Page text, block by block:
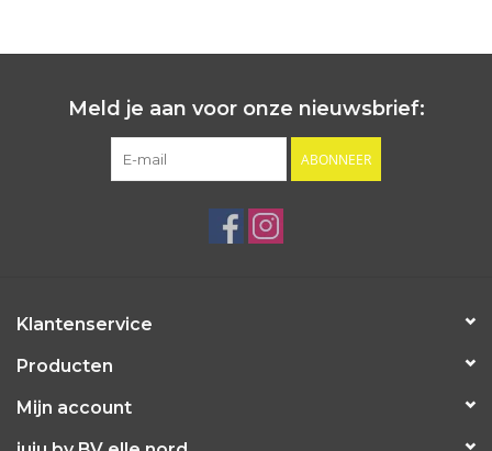
Meld je aan voor onze nieuwsbrief:
ABONNEER
Klantenservice
Producten
Mijn account